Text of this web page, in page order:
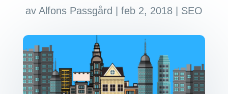
av Alfons Passgård feb 2, 2018| SEO